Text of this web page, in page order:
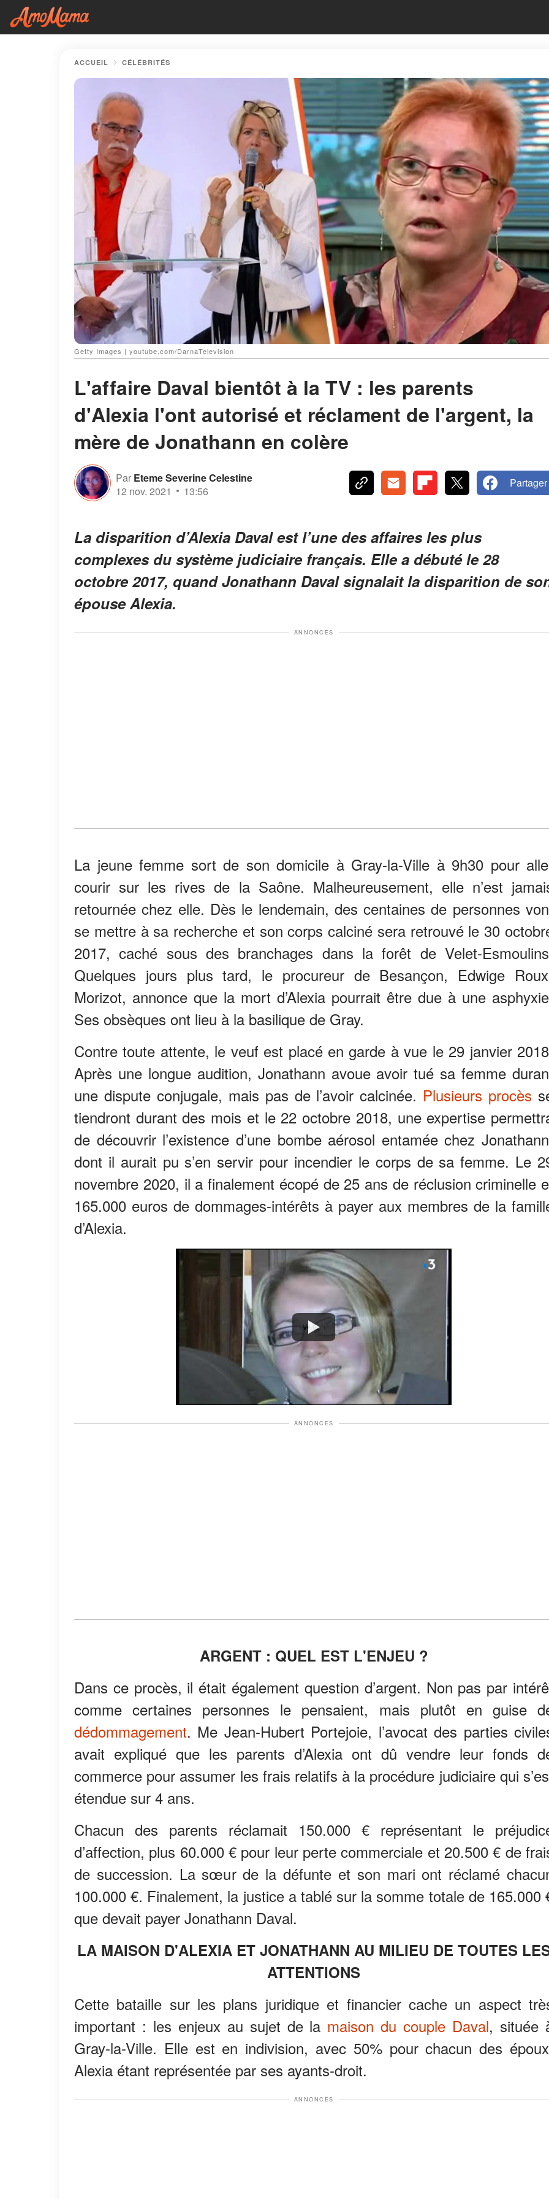
ACCUEIL CÉLÉBRITÉS
Getty Images | youtube.com/DarnaTelevision
L'affaire Daval bientôt à la TV : les parents
d'Alexia l'ont autorisé et réclament de l'argent, la
mère de Jonathann en colère
Par Eteme Severine Celestine
12 nov. 2021
13:56
Partager
La disparition d’Alexia Daval est l’une des affaires les plus
complexes du système judiciaire français. Elle a débuté le 28
octobre 2017, quand Jonathann Daval signalait la disparition de
épouse Alexia.
ANNONCES
La jeune femme sort de son domicile à Gray-la-Ville à 9h30 pour
courir sur les rives de la Saône. Malheureusement, elle n’est
retournée chez elle. Dès le lendemain, des centaines de personnes
se mettre à sa recherche et son corps calciné sera retrouvé le 30
2017, caché sous des branchages dans la forêt de Velet-
Quelques jours plus tard, le procureur de Besançon, Edwige
Morizot, annonce que la mort d’Alexia pourrait être due à une
Ses obsèques ont lieu à la basilique de Gray.
Contre toute attente, le veuf est placé en garde à vue le 29 janvier
Après une longue audition, Jonathann avoue avoir tué sa femme
une dispute conjugale, mais pas de l’avoir calcinée. Plusieurs procès
tiendront durant des mois et le 22 octobre 2018, une expertise
de découvrir l’existence d’une bombe aérosol entamée chez
dont il aurait pu s’en servir pour incendier le corps de sa femme. Le
novembre 2020, il a finalement écopé de 25 ans de réclusion criminelle
165.000 euros de dommages-intérêts à payer aux membres de la
d’Alexia.​​​
Watch
ANNONCES
ARGENT : QUEL EST L'ENJEU ?
Dans ce procès, il était également question d’argent. Non pas par
comme certaines personnes le pensaient, mais plutôt en guise
dédommagement. Me Jean-Hubert Portejoie, l’avocat des parties
avait expliqué que les parents d’Alexia ont dû vendre leur fonds
commerce pour assumer les frais relatifs à la procédure judiciaire qui
étendue sur 4 ans.
Chacun des parents réclamait 150.000 € représentant le
d’affection, plus 60.000 € pour leur perte commerciale et 20.500 € de
de succession. La sœur de la défunte et son mari ont réclamé
100.000 €. Finalement, la justice a tablé sur la somme totale de 165.000
que devait payer Jonathann Daval.
LA MAISON D'ALEXIA ET JONATHANN AU MILIEU DE TOUTES
ATTENTIONS
Cette bataille sur les plans juridique et financier cache un aspect
important : les enjeux au sujet de la maison du couple Daval, située
Gray-la-Ville. Elle est en indivision, avec 50% pour chacun des
Alexia étant représentée par ses ayants-droit.
ANNONCES